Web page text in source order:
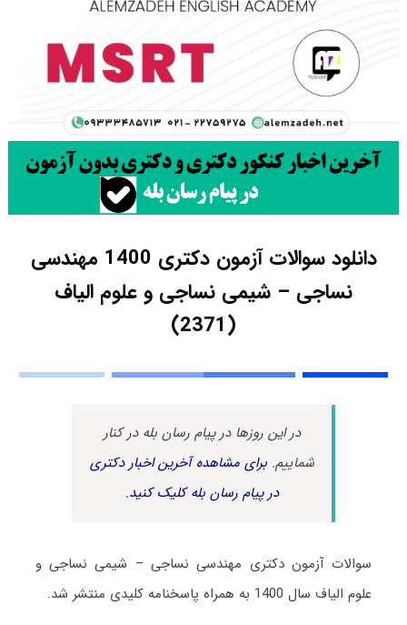
دانلود سوالات آزمون دکتری 1400 مهندسی
نساجی – شیمی نساجی و علوم الیاف
(2371)
در این روزها در پیام رسان بله در کنار
شماییم.برای مشاهده آخرین اخبار دکتری
در پیام رسان بله کلیک کنید.
سوالات آزمون دکتری مهندسی نساجی – شیمی نساجی و
علوم الیاف سال 1400 به همراه پاسخنامه کلیدی منتشر شد.